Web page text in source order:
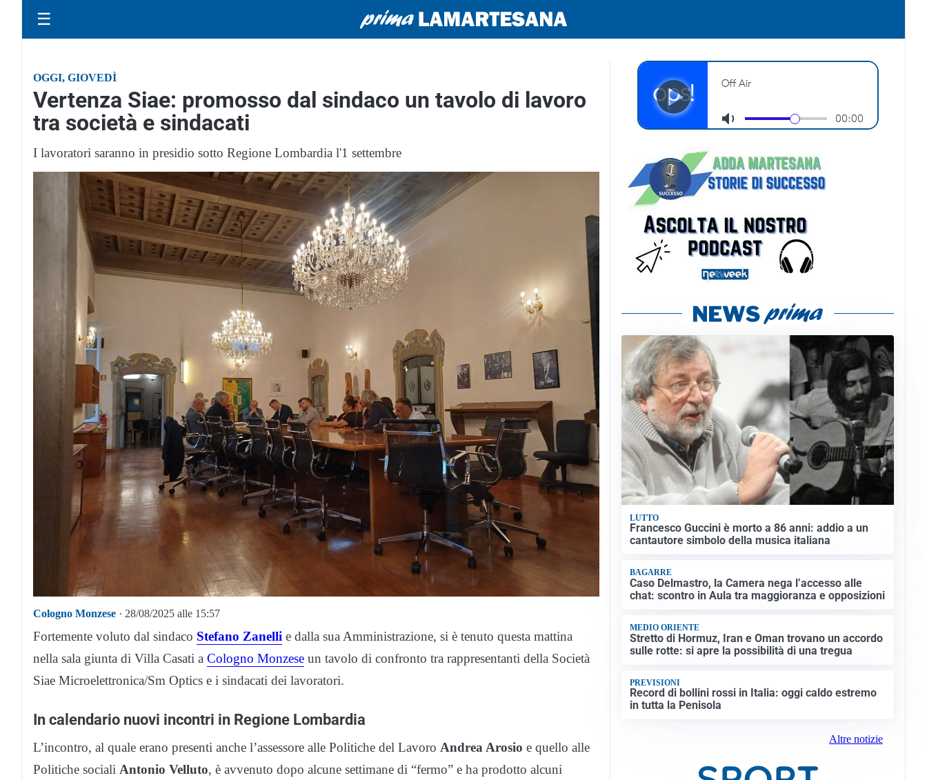
☰
OGGI, GIOVEDÌ
Vertenza Siae: promosso dal sindaco un tavolo di lavoro
tra società e sindacati
I lavoratori saranno in presidio sotto Regione Lombardia l'1 settembre
Cologno Monzese · 28/08/2025 alle 15:57
Fortemente voluto dal sindaco Stefano Zanelli e dalla sua Amministrazione, si è tenuto questa mattina
nella sala giunta di Villa Casati a Cologno Monzese un tavolo di confronto tra rappresentanti della Società
Siae Microelettronica/Sm Optics e i sindacati dei lavoratori.
In calendario nuovi incontri in Regione Lombardia
L’incontro, al quale erano presenti anche l’assessore alle Politiche del Lavoro Andrea Arosio e quello alle
Politiche sociali Antonio Velluto, è avvenuto dopo alcune settimane di “fermo” e ha prodotto alcuni
LUTTO
Francesco Guccini è morto a 86 anni: addio a un
cantautore simbolo della musica italiana
BAGARRE
Caso Delmastro, la Camera nega l’accesso alle
chat: scontro in Aula tra maggioranza e opposizioni
MEDIO ORIENTE
Stretto di Hormuz, Iran e Oman trovano un accordo
sulle rotte: si apre la possibilità di una tregua
PREVISIONI
Record di bollini rossi in Italia: oggi caldo estremo
in tutta la Penisola
Altre notizie